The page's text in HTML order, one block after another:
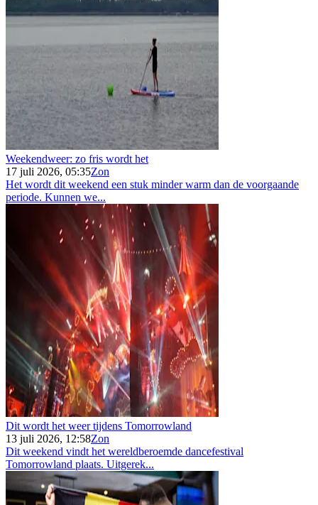
Weekendweer: zo fris wordt het
17 juli 2026, 05:35Zon
Het wordt dit weekend een stuk minder warm dan de voorgaande
periode. Kunnen we...
Dit wordt het weer tijdens Tomorrowland
13 juli 2026, 12:58Zon
Dit weekend vindt het wereldberoemde dancefestival
Tomorrowland plaats. Uitgerek...